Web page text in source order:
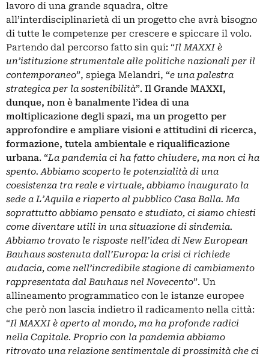
lavoro di una grande squadra, oltre
all’interdisciplinarietà di un progetto che avrà bisogno
di tutte le competenze per crescere e spiccare il volo.
Partendo dal percorso fatto sin qui: “Il MAXXI è
un’istituzione strumentale alle politiche nazionali per il
contemporaneo”, spiega Melandri, “e una palestra
strategica per la sostenibilità”. Il Grande MAXXI,
dunque, non è banalmente l’idea di una
moltiplicazione degli spazi, ma un progetto per
approfondire e ampliare visioni e attitudini di ricerca,
formazione, tutela ambientale e riqualificazione
urbana. “La pandemia ci ha fatto chiudere, ma non ci ha
spento. Abbiamo scoperto le potenzialità di una
coesistenza tra reale e virtuale, abbiamo inaugurato la
sede a L’Aquila e riaperto al pubblico Casa Balla. Ma
soprattutto abbiamo pensato e studiato, ci siamo chiesti
come diventare utili in una situazione di sindemia.
Abbiamo trovato le risposte nell’idea di New European
Bauhaus sostenuta dall’Europa: la crisi ci richiede
audacia, come nell’incredibile stagione di cambiamento
rappresentata dal Bauhaus nel Novecento”. Un
allineamento programmatico con le istanze europee
che però non lascia indietro il radicamento nella città:
“Il MAXXI è aperto al mondo, ma ha profonde radici
nella Capitale. Proprio con la pandemia abbiamo
ritrovato una relazione sentimentale di prossimità che ci